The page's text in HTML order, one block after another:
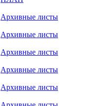
Архивные листы
Архивные листы
Архивные листы
Архивные листы
Архивные листы